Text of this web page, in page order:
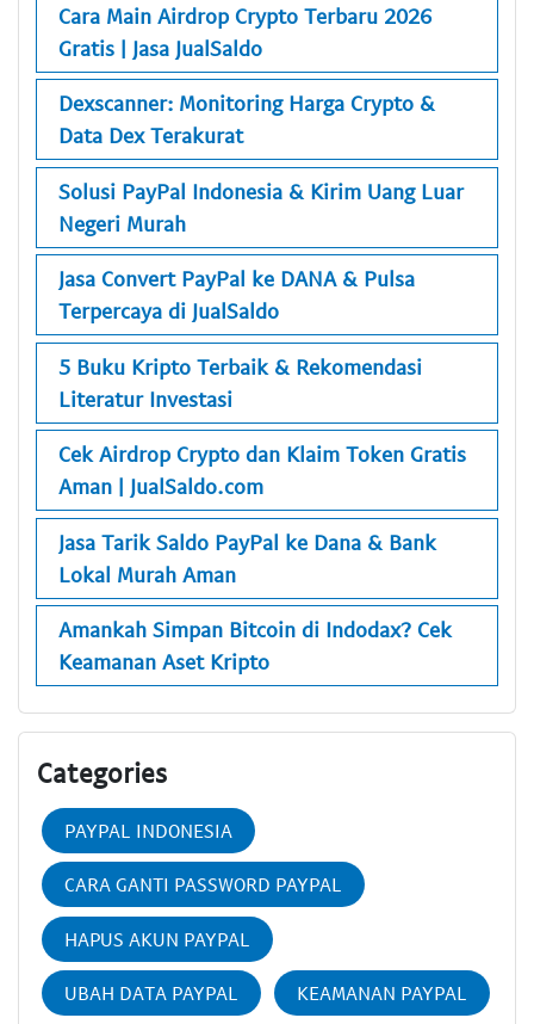
Cara Main Airdrop Crypto Terbaru 2026
Gratis | Jasa JualSaldo
Dexscanner: Monitoring Harga Crypto &
Data Dex Terakurat
Solusi PayPal Indonesia & Kirim Uang Luar
Negeri Murah
Jasa Convert PayPal ke DANA & Pulsa
Terpercaya di JualSaldo
5 Buku Kripto Terbaik & Rekomendasi
Literatur Investasi
Cek Airdrop Crypto dan Klaim Token Gratis
Aman | JualSaldo.com
Jasa Tarik Saldo PayPal ke Dana & Bank
Lokal Murah Aman
Amankah Simpan Bitcoin di Indodax? Cek
Keamanan Aset Kripto
Categories
PAYPAL INDONESIA
CARA GANTI PASSWORD PAYPAL
HAPUS AKUN PAYPAL
UBAH DATA PAYPAL KEAMANAN PAYPAL